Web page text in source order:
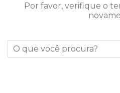
Por favor, verifique o
O que você procura?